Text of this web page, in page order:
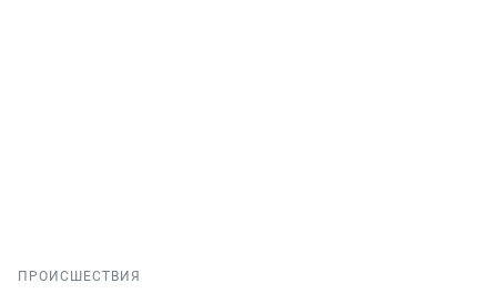
ПРОИСШЕСТВИЯ